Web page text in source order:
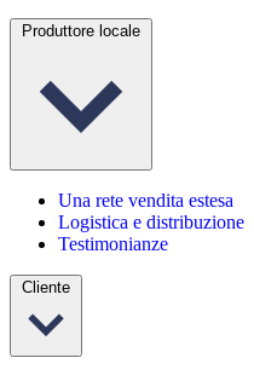
Produttore locale
Una rete vendita estesa
Logistica e distribuzione
Testimonianze
Cliente